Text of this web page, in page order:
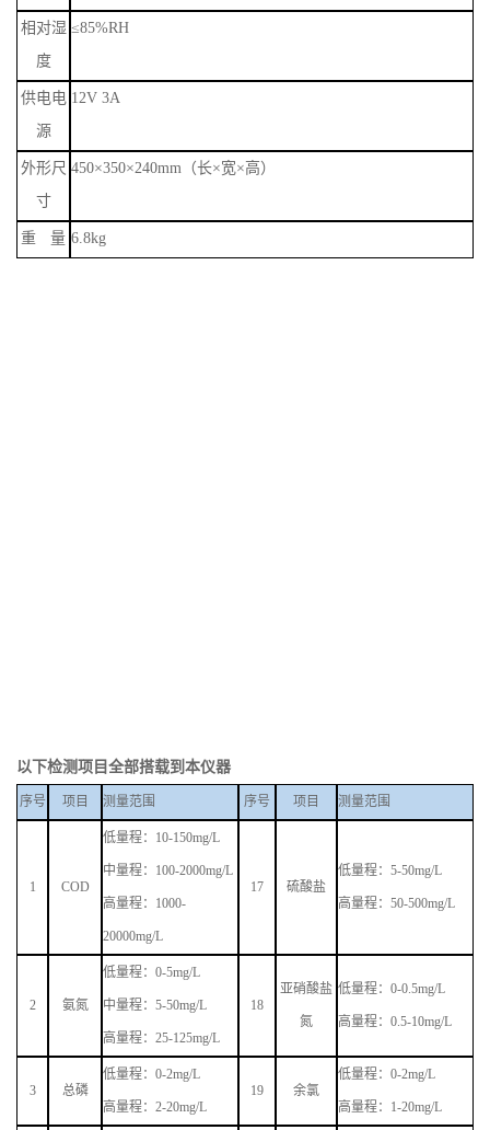
相对湿
度
≤85%RH
供电电
源
12V 3A
外形尺
寸
450×350×240mm （长×宽×高）
重 量 6.8kg
以下检测项目全部搭载到本仪器
序号 项目 测量范围 序号 项目 测量范围
1 COD
低量程： 10-150mg/L
中量程： 100-2000mg/L
高量程： 1000-
20000mg/L
17 硫酸盐
低量程：5-50mg/L
高量程：50-500mg/L
2 氨氮
低量程：0-5mg/L
中量程：5-50mg/L
高量程：25-125mg/L
18
亚硝酸盐
氮
低量程：0-0.5mg/L
高量程：0.5-10mg/L
3 总磷
低量程：0-2mg/L
高量程：2-20mg/L
19 余氯
低量程：0-2mg/L
高量程： 1-20mg/L